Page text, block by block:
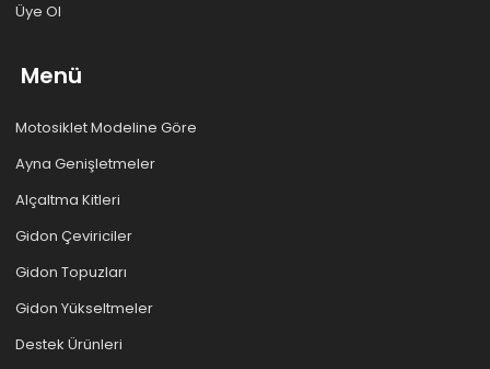
Üye Ol
Menü
Motosiklet Modeline Göre
Ayna Genişletmeler
Alçaltma Kitleri
Gidon Çeviriciler
Gidon Topuzları
Gidon Yükseltmeler
Destek Ürünleri